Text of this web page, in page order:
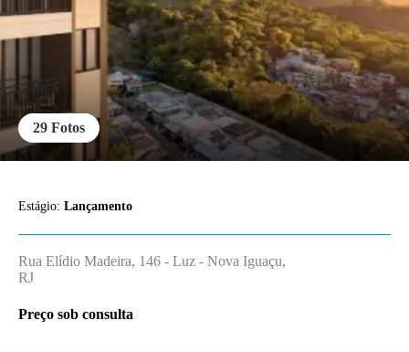
29 Fotos
Estágio: Lançamento
Rua Elídio Madeira, 146 - Luz - Nova Iguaçu,
RJ
Preço sob consulta